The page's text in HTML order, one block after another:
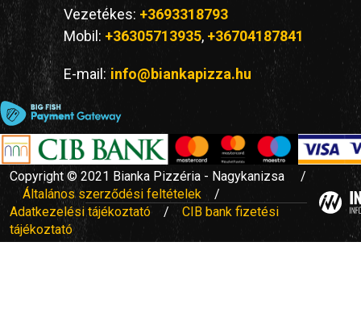
Vezetékes: +3693318793
Mobil: +36305713935, +36704187841
E-mail: info@biankapizza.hu
Copyright © 2021 Bianka Pizzéria - Nagykanizsa /
Általános szerződési feltételek /
Adatkezelési tájékoztató/ CIB bank fizetési
tájékoztató